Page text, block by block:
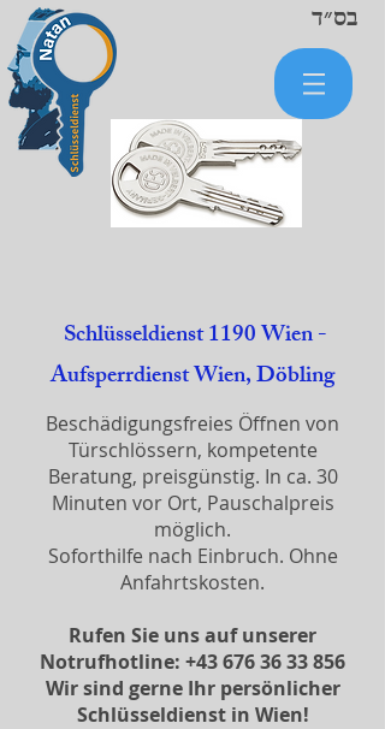
בס״ד
Schlüsseldienst 1190 Wien -
Aufsperrdienst Wien, Döbling
Beschädigungsfreies Öffnen von
Türschlössern, kompetente
Beratung, preisgünstig. In ca. 30
Minuten vor Ort, Pauschalpreis
möglich.
Soforthilfe nach Einbruch. Ohne
Anfahrtskosten.
Rufen Sie uns auf unserer
Notrufhotline: +43 676 36 33 856
Wir sind gerne Ihr persönlicher
Schlüsseldienst in Wien!